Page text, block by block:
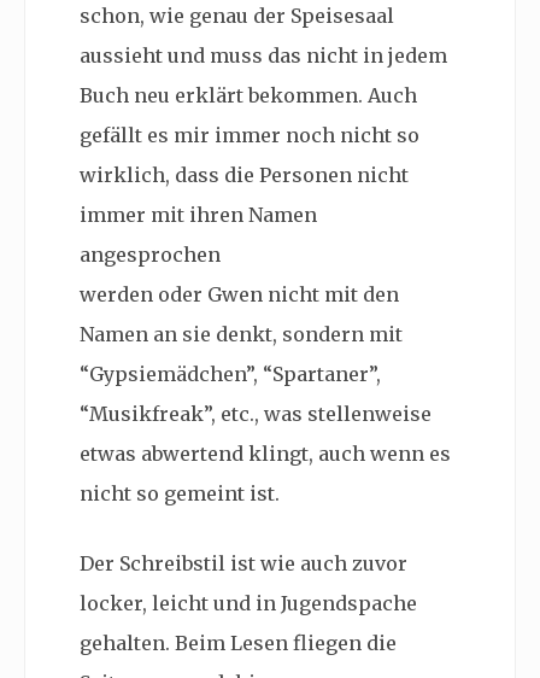
schon, wie genau der Speisesaal
aussieht und muss das nicht in jedem
Buch neu erklärt bekommen. Auch
gefällt es mir immer noch nicht so
wirklich, dass die Personen nicht
immer mit ihren Namen
angesprochen
werden oder Gwen nicht mit den
Namen an sie denkt, sondern mit
“Gypsiemädchen”, “Spartaner”,
“Musikfreak”, etc., was stellenweise
etwas abwertend klingt, auch wenn es
nicht so gemeint ist.
Der Schreibstil ist wie auch zuvor
locker, leicht und in Jugendspache
gehalten. Beim Lesen fliegen die